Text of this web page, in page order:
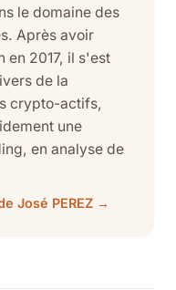
le domaine des
Après avoir
en 2017, il s'est
de la
crypto-actifs,
une
en analyse de
José PEREZ →